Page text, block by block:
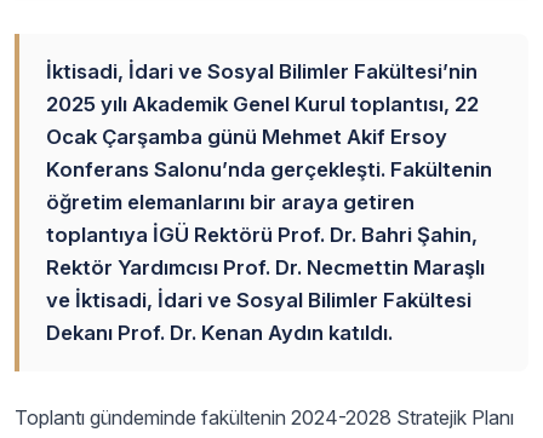
İktisadi, İdari ve Sosyal Bilimler Fakültesi’nin
2025 yılı Akademik Genel Kurul toplantısı, 22
Ocak Çarşamba günü Mehmet Akif Ersoy
Konferans Salonu’nda gerçekleşti. Fakültenin
öğretim elemanlarını bir araya getiren
toplantıya İGÜ Rektörü Prof. Dr. Bahri Şahin,
Rektör Yardımcısı Prof. Dr. Necmettin Maraşlı
ve İktisadi, İdari ve Sosyal Bilimler Fakültesi
Dekanı Prof. Dr. Kenan Aydın katıldı.
Toplantı gündeminde fakültenin 2024-2028 Stratejik Planı